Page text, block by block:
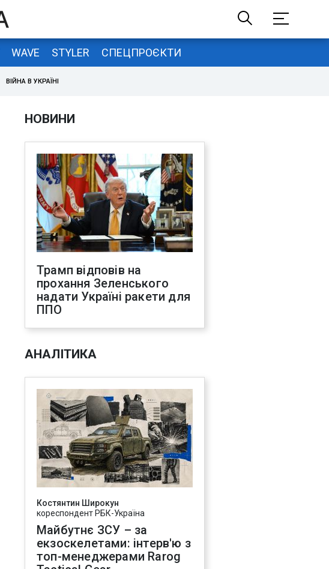
WAVE STYLER СПЕЦПРОЄКТИ
ВІЙНА В УКРАЇНІ
НОВИНИ
Трамп відповів на
прохання Зеленського
надати Україні ракети для
ППО
АНАЛІТИКА
Костянтин Широкун
кореспондент РБК-Україна
Майбутнє ЗСУ – за
екзоскелетами: інтерв'ю з
топ-менеджерами Rarog